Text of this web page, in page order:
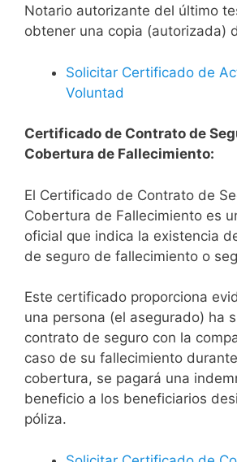
Notario autorizante del último
obtener una copia (autorizada)
Solicitar Certificado de
Voluntad
Certificado de Contrato de
Cobertura de Fallecimiento:
El Certificado de Contrato de
Cobertura de Fallecimiento es
oficial que indica la existencia
de seguro de fallecimiento o
Este certificado proporciona
una persona (el asegurado) ha
contrato de seguro con la
caso de su fallecimiento
cobertura, se pagará una
beneficio a los beneficiarios
póliza.